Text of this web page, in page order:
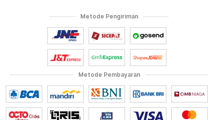
Metode Pembayaran
Metode Pengiriman